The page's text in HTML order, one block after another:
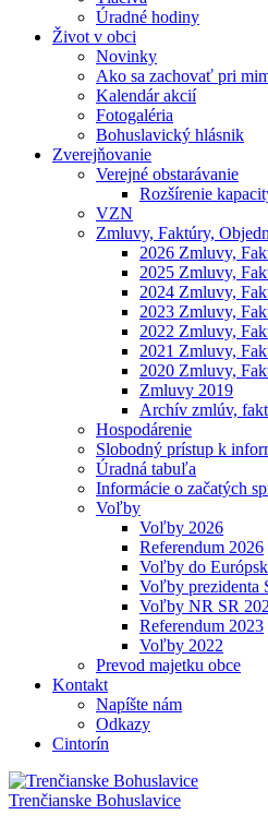
Úradné hodiny
Život v obci
Novinky
Ako sa zachovať pri
Kalendár akcií
Fotogaléria
Bohuslavický hlásnik
Zverejňovanie
Verejné obstarávanie
Rozšírenie
VZN
Zmluvy, Faktúry,
2026 Zmluvy,
2025 Zmluvy,
2024 Zmluvy,
2023 Zmluvy,
2022 Zmluvy,
2021 Zmluvy,
2020 Zmluvy,
Zmluvy 2019
Archív zmlúv,
Hospodárenie
Slobodný prístup k
Úradná tabuľa
Informácie o začatých
Voľby
Voľby 2026
Referendum 2026
Voľby do
Voľby prezidenta
Voľby NR SR
Referendum 2023
Voľby 2022
Prevod majetku obce
Kontakt
Napíšte nám
Odkazy
Cintorín
Trenčianske Bohuslavice